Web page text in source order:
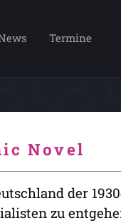
Termine
Novel
der
zu